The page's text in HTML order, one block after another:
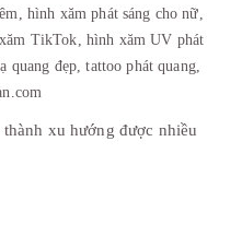
hình xăm phát sáng cho nữ,
TikTok, hình xăm UV phát
quang đẹp,tattoo phát quang,
xu hướng được nhiều